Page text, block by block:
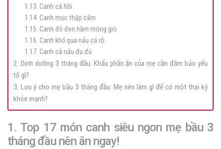
1.13. Canh cá hồi
1.14. Canh mọc thập cẩm
1.15. Canh đỗ đen hầm móng giò
1.16. Canh khổ qua nấu cá rô
1.17. Canh cá nấu đu đủ
2. Dinh dưỡng 3 tháng đầu: Khẩu phần ăn của mẹ cần đảm bảo yếu
tố gì?
3. Lưu ý cho mẹ bầu 3 tháng đầu: Mẹ nên làm gì để có một thai kỳ
khỏe mạnh?
1. Top 17 món canh siêu ngon mẹ bầu 3
tháng đầu nên ăn ngay!